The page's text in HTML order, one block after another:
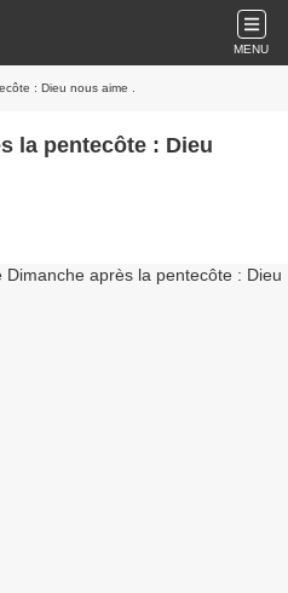
MENU
: Dieu nous aime .
la pentecôte : Dieu